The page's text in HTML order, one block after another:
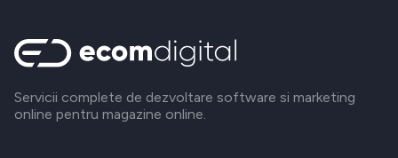
Servicii complete de dezvoltare software si marketing
online pentru magazine online.